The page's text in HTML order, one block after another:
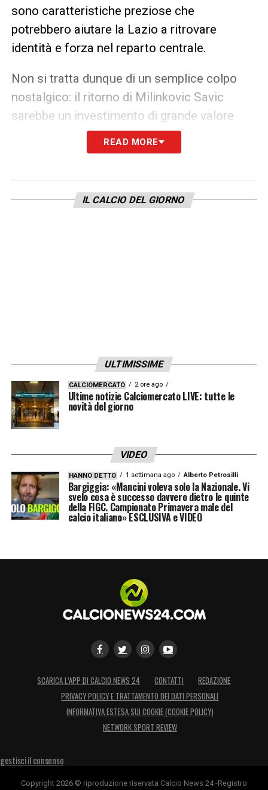
sono caratteristiche preziose che
potrebbero aiutare la Lazio a ritrovare
identità e forza nel reparto centrale.
Non si tratta dunque di un semplice colpo
nostalgico: il ritorno di Milinkovic Savic
sarebbe un investimento di grande valore
tecnico e strategico. In un mercato dove le
occasioni a parametro zero sono rare, la
tale calibro rappresenta un’opportunità da
non sottovalutare per Lotito e Fabiani.
potrebbe presto vivere un nuovo,
emozionante capitolo.
LA PLAYLIST DELLE NOSTRE TOP NEWS
READ MORE
IL CALCIO DEL GIORNO
ULTIMISSIME
CALCIOMERCATO 2 ore ago
Ultime notizie Calciomercato LIVE: tutte le
novità del giorno
VIDEO
HANNO DETTO 1 settimana ago Alberto Petrosilli
Bargiggia: «Mancini voleva solo la Nazionale. Vi
svelo cosa è successo davvero dietro le quinte
della FIGC. Campionato Primavera male del
calcio italiano» ESCLUSIVA e VIDEO
SCARICA L’APP DI CALCIO NEWS 24 CONTATTI
REDAZIONE
PRIVACY POLICY E TRATTAMENTO DEI DATI PERSONALI
INFORMATIVA ESTESA SUI COOKIE (COOKIE POLICY)
NETWORK SPORT REVIEW
gestisci il consenso
Copyright 2026 © riproduzione riservata Calcio News 24 -Registro